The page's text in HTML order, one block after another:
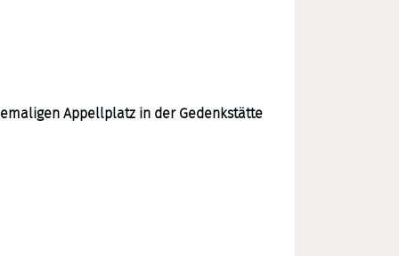
Appellplatz in der Gedenkstätte